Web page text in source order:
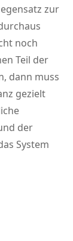
zur
noch
Teil der
dann muss
gezielt
der
System